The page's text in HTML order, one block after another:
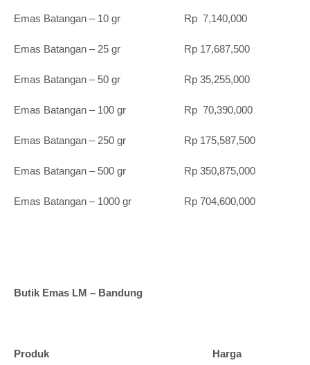
Emas Batangan – 10 gr Rp 7,140,000
Emas Batangan – 25 gr Rp 17,687,500
Emas Batangan – 50 gr Rp 35,255,000
Emas Batangan – 100 gr Rp 70,390,000
Emas Batangan – 250 gr Rp 175,587,500
Emas Batangan – 500 gr Rp 350,875,000
Emas Batangan – 1000 gr Rp 704,600,000
Butik Emas LM – Bandung
Produk Harga